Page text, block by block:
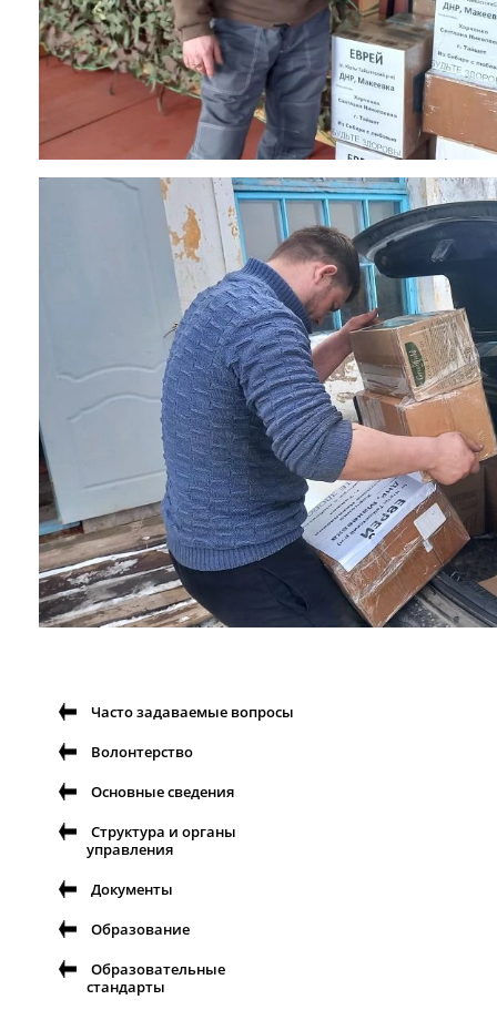
Часто задаваемые вопросы
Волонтерство
Основные сведения
Структура и органы
управления
Документы
Образование
Образовательные
стандарты